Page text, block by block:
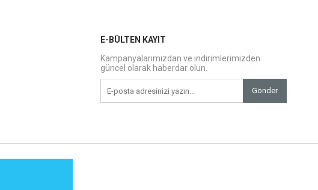
E-BÜLTEN KAYIT
Kampanyalarımızdan ve indirimlerimizden
güncel olarak haberdar olun.
Gönder